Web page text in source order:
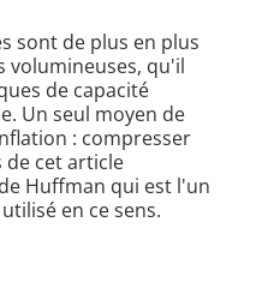
sont de plus en plus
volumineuses, qu'il
de capacité
Un seul moyen de
: compresser
de cet article
Huffman qui est l'un
en ce sens.